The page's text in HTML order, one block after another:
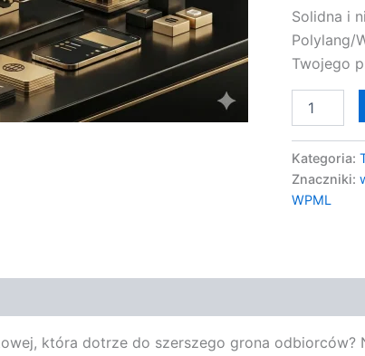
Solidna i
Polylang/
Twojego
WWW
Kategoria:
Znaczniki:
WPML
która dotrze do szerszego grona odbiorców?